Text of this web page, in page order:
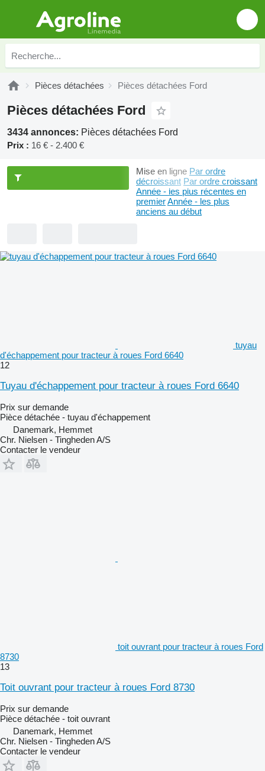
Pièces détachées Pièces détachées Ford
Pièces détachées Ford
3434 annonces: Pièces détachées Ford
Prix : 16 € - 2.400 €
Mise en ligne Par ordre
décroissant Par ordre croissant
Année - les plus récentes en
premierAnnée - les plus
anciens au début
tuyau
d'échappement pour tracteur à roues Ford 6640
12
Tuyau d'échappement pour tracteur à roues Ford 6640
Prix sur demande
Pièce détachée - tuyau d'échappement
Danemark, Hemmet
Chr. Nielsen - Tingheden A/S
Contacter le vendeur
toit ouvrant pour tracteur à roues Ford
8730
13
Toit ouvrant pour tracteur à roues Ford 8730
Prix sur demande
Pièce détachée - toit ouvrant
Danemark, Hemmet
Chr. Nielsen - Tingheden A/S
Contacter le vendeur